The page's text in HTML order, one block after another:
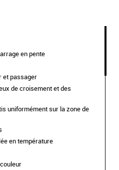
en pente
et passager
de croisement et des
uniformément sur la zone de
en température